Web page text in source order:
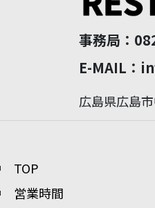
事務局：
E-MAIL：
広島県広島
TOP
営業時間